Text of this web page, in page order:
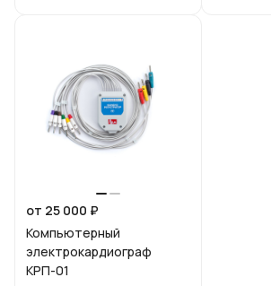
от 25 000 ₽
Компьютерный
электрокардиограф
КРП-01